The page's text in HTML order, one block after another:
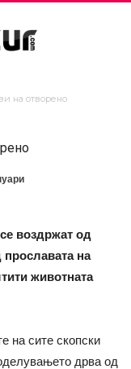
на отворено
воздржат од
на
животната
на сите скопски
дрва од